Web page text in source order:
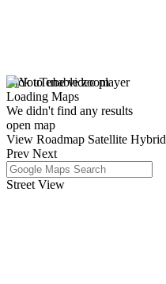
click to enable zoom
Loading Maps
We didn't find any results
open map
View Roadmap Satellite Hybrid
Prev Next
Street View